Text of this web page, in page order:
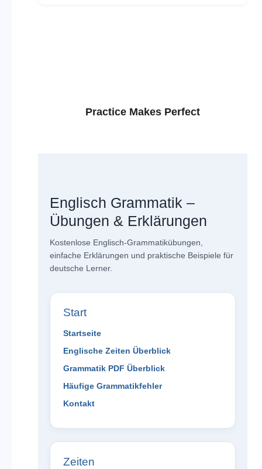
Practice Makes Perfect
Englisch Grammatik –
Übungen & Erklärungen
Kostenlose Englisch-Grammatikübungen,
einfache Erklärungen und praktische Beispiele für
deutsche Lerner.
Start
Startseite
Englische Zeiten Überblick
Grammatik PDF Überblick
Häufige Grammatikfehler
Kontakt
Zeiten